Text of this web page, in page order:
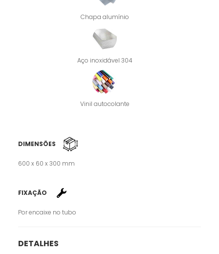
Chapa alumínio
Aço inoxidável 304
Vinil autocolante
DIMENSÕES
600 x 60 x 300 mm
FIXAÇÃO
Por encaixe no tubo
DETALHES